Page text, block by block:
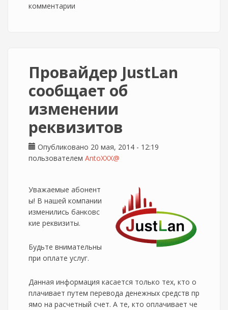
комментарии
Провайдер JustLan
сообщает об
изменении
реквизитов
Опубликовано 20 мая, 2014 - 12:19
пользователем AntoXXX@
Уважаемые абонент
ы! В нашей компании
изменились банковс
кие реквизиты.
Будьте внимательны
при оплате услуг.
Данная информация касается только тех, кто о
плачивает путем перевода денежных средств пр
ямо на расчетный счет. А те, кто оплачивает че